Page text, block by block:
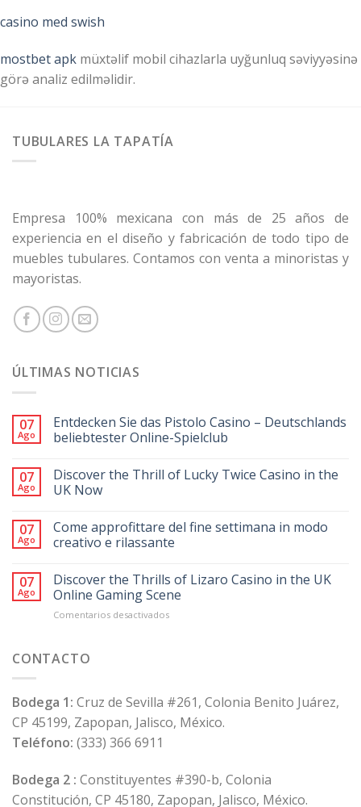
casino med swish
mostbet apk müxtəlif mobil cihazlarla uyğunluq səviyyəsinə
görə analiz edilməlidir.
TUBULARES LA TAPATÍA
Empresa 100% mexicana con más de 25 años de
experiencia en el diseño y fabricación de todo tipo de
muebles tubulares. Contamos con venta a minoristas y
mayoristas.
ÚLTIMAS NOTICIAS
07
Ago
Entdecken Sie das Pistolo Casino – Deutschlands
beliebtester Online-Spielclub
07
Ago
Discover the Thrill of Lucky Twice Casino in the
UK Now
07
Ago
Come approfittare del fine settimana in modo
creativo e rilassante
07
Ago
Discover the Thrills of Lizaro Casino in the UK
Online Gaming Scene
Comentarios desactivadosen
Casino
in
the
Scene
CONTACTO
Bodega 1: Cruz de Sevilla #261, Colonia Benito Juárez,
CP 45199, Zapopan, Jalisco, México.
Teléfono: (333) 366 6911
Bodega 2 : Constituyentes #390-b, Colonia
Constitución, CP 45180, Zapopan, Jalisco, México.